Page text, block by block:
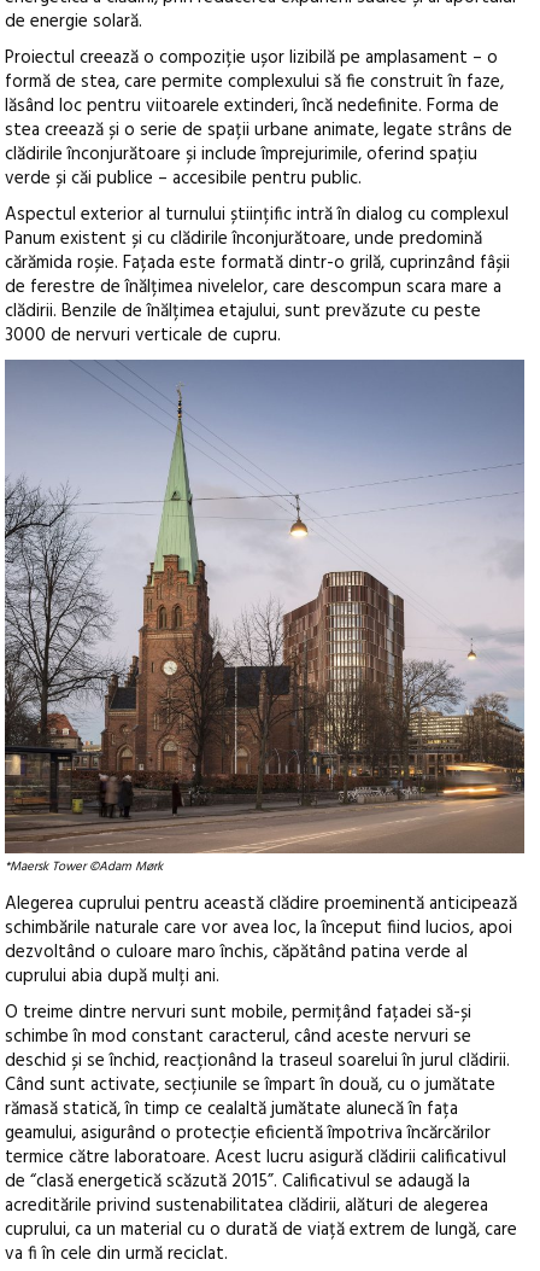
de energie solară.
Proiectul creează o compoziție ușor lizibilă pe amplasament – o
formă de stea, care permite complexului să fie construit în faze,
lăsând loc pentru viitoarele extinderi, încă nedefinite. Forma de
stea creează și o serie de spații urbane animate, legate strâns de
clădirile înconjurătoare și include împrejurimile, oferind spațiu
verde și căi publice – accesibile pentru public.
Aspectul exterior al turnului științific intră în dialog cu complexul
Panum existent și cu clădirile înconjurătoare, unde predomină
cărămida roșie. Fațada este formată dintr-o grilă, cuprinzând fâșii
de ferestre de înălțimea nivelelor, care descompun scara mare a
clădirii. Benzile de înălțimea etajului, sunt prevăzute cu peste
3000 de nervuri verticale de cupru.
*Maersk Tower ©Adam Mørk
Alegerea cuprului pentru această clădire proeminentă anticipează
schimbările naturale care vor avea loc, la început fiind lucios, apoi
dezvoltând o culoare maro închis, căpătând patina verde al
cuprului abia după mulți ani.
O treime dintre nervuri sunt mobile, permițând fațadei să-și
schimbe în mod constant caracterul, când aceste nervuri se
deschid și se închid, reacționând la traseul soarelui în jurul clădirii.
Când sunt activate, secțiunile se împart în două, cu o jumătate
rămasă statică, în timp ce cealaltă jumătate alunecă în fața
geamului, asigurând o protecție eficientă împotriva încărcărilor
termice către laboratoare. Acest lucru asigură clădirii calificativul
de “clasă energetică scăzută 2015”. Calificativul se adaugă la
acreditările privind sustenabilitatea clădirii, alături de alegerea
cuprului, ca un material cu o durată de viață extrem de lungă, care
va fi în cele din urmă reciclat.